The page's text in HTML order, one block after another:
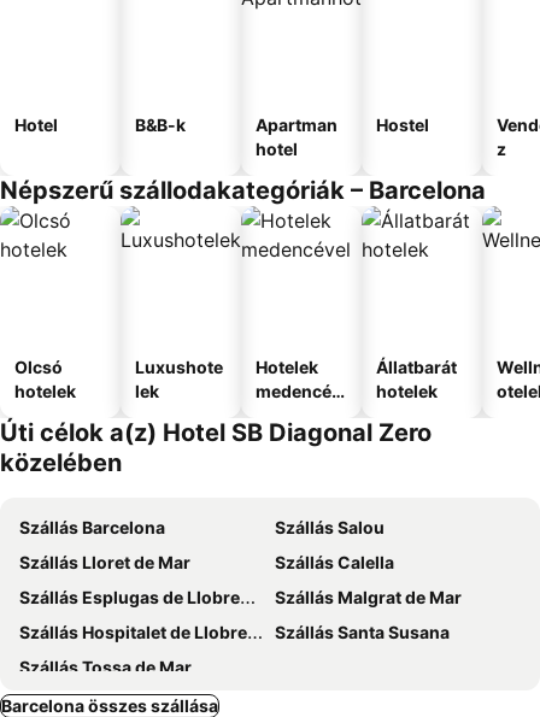
Hotel B&B-k
Apartman
hotel
Hostel
z
Népszerű szállodakategóriák – Barcelona
Olcsó
hotelek
Luxushote
lek
Hotelek
medencév
Állatbarát
hotelek
Úti célok a(z) Hotel SB Diagonal Zero
közelében
Szállás Barcelona
Szállás Salou
Szállás Lloret de Mar
Szállás Calella
Szállás Esplugas de Llobregat
Szállás Malgrat de Mar
Szállás Hospitalet de Llobregat
Szállás Santa Susana
Szállás Tossa de Mar
Barcelona összes szállása